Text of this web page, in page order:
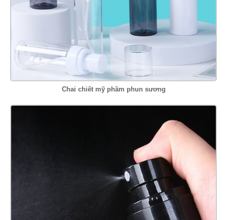
Chai chiết mỹ phầm phun sương